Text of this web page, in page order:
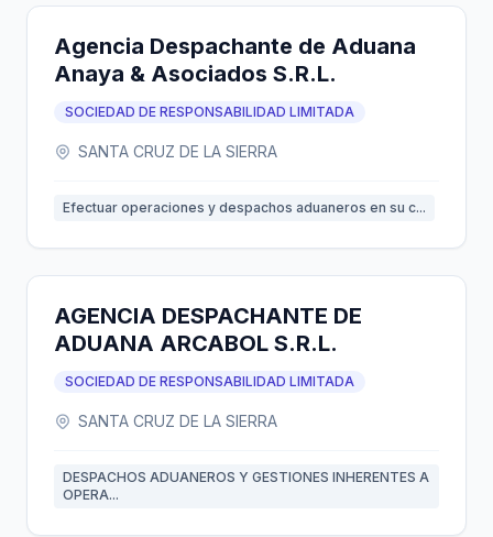
Agencia Despachante de Aduana
Anaya & Asociados S.R.L.
SOCIEDAD DE RESPONSABILIDAD LIMITADA
SANTA CRUZ DE LA SIERRA
Efectuar operaciones y despachos aduaneros en su c...
AGENCIA DESPACHANTE DE
ADUANA ARCABOL S.R.L.
SOCIEDAD DE RESPONSABILIDAD LIMITADA
SANTA CRUZ DE LA SIERRA
DESPACHOS ADUANEROS Y GESTIONES INHERENTES A
OPERA...